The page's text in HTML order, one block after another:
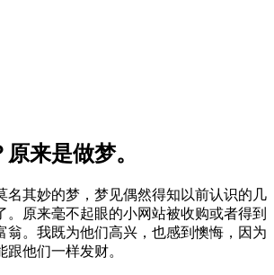
来是做梦。
名其妙的梦，梦见偶然得知以前认识的几
。原来毫不起眼的小网站被收购或者得到
翁。我既为他们高兴，也感到懊悔，因为
他们一样发财。